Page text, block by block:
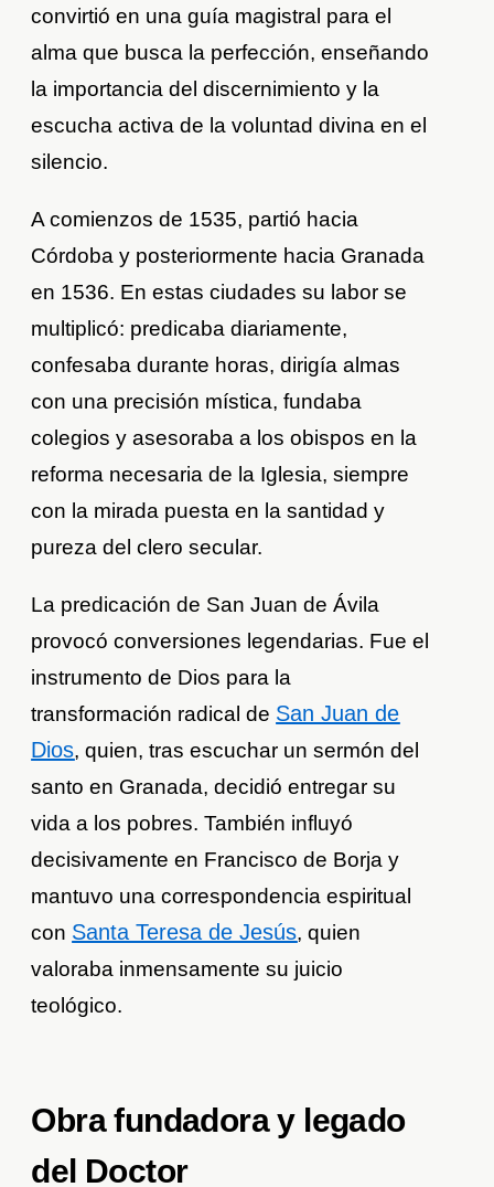
convirtió en una guía magistral para el
alma que busca la perfección, enseñando
la importancia del discernimiento y la
escucha activa de la voluntad divina en el
silencio.
A comienzos de 1535, partió hacia
Córdoba y posteriormente hacia Granada
en 1536. En estas ciudades su labor se
multiplicó: predicaba diariamente,
confesaba durante horas, dirigía almas
con una precisión mística, fundaba
colegios y asesoraba a los obispos en la
reforma necesaria de la Iglesia, siempre
con la mirada puesta en la santidad y
pureza del clero secular.
La predicación de San Juan de Ávila
provocó conversiones legendarias. Fue el
instrumento de Dios para la
transformación radical de San Juan de
Dios, quien, tras escuchar un sermón del
santo en Granada, decidió entregar su
vida a los pobres. También influyó
decisivamente en Francisco de Borja y
mantuvo una correspondencia espiritual
con Santa Teresa de Jesús, quien
valoraba inmensamente su juicio
teológico.
Obra fundadora y legado
del Doctor